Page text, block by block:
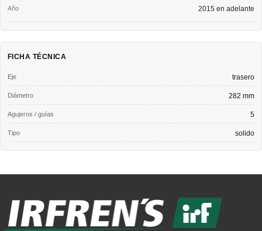
2015 en adelante
FICHA TÉCNICA
Eje trasero
Diámetro 282 mm
Agujeros / guías 5
Tipo solido